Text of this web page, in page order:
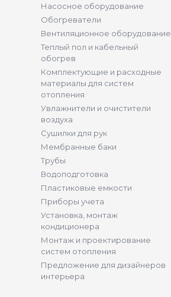
Насосное оборудование
Обогреватели
Вентиляционное оборудование
Теплый пол и кабельный
обогрев
Комплектующие и расходные
материалы для систем
отопления
Увлажнители и очистители
воздуха
Сушилки для рук
Мембранные баки
Трубы
Водоподготовка
Пластиковые емкости
Приборы учета
Установка, монтаж
кондиционера
Монтаж и проектирование
систем отопления
Предложение для дизайнеров
интерьера